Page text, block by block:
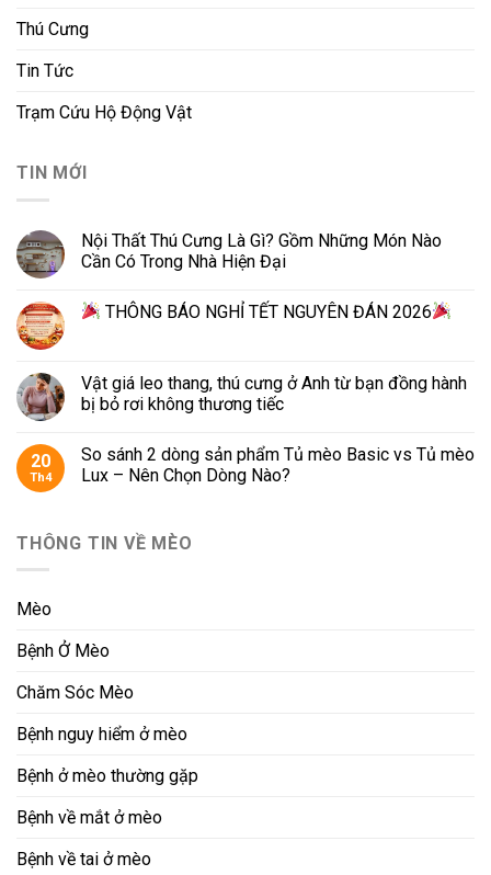
Thú Cưng
Tin Tức
Trạm Cứu Hộ Động Vật
TIN MỚI
Nội Thất Thú Cưng Là Gì? Gồm Những Món Nào
Cần Có Trong Nhà Hiện Đại
THÔNG BÁO NGHỈ TẾT NGUYÊN ĐÁN 2026
Vật giá leo thang, thú cưng ở Anh từ bạn đồng hành
bị bỏ rơi không thương tiếc
20
Th4
So sánh 2 dòng sản phẩm Tủ mèo Basic vs Tủ mèo
Lux – Nên Chọn Dòng Nào?
THÔNG TIN VỀ MÈO
Mèo
Bệnh Ở Mèo
Chăm Sóc Mèo
Bệnh nguy hiểm ở mèo
Bệnh ở mèo thường gặp
Bệnh về mắt ở mèo
Bệnh về tai ở mèo